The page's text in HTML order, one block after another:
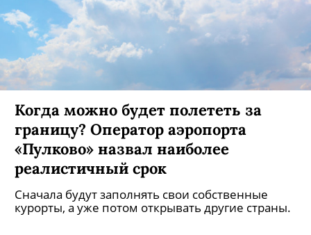
Когда можно будет полететь за
границу? Оператор аэропорта
«Пулково» назвал наиболее
реалистичный срок
Сначала будут заполнять свои собственные
курорты, а уже потом открывать другие страны.